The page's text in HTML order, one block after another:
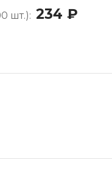
шт.): 234